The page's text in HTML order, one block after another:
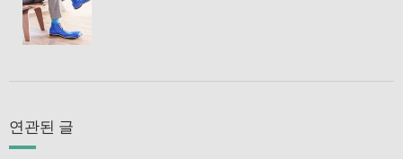
연관된 글